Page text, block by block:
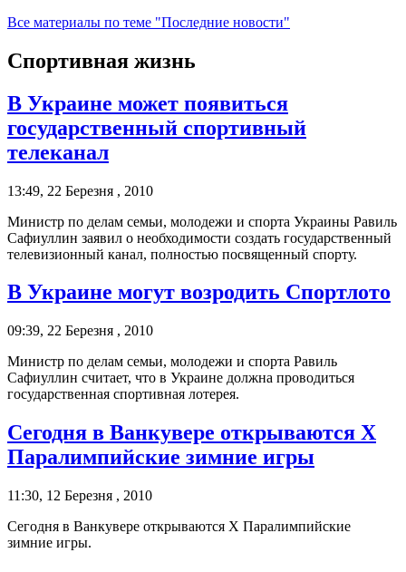
Все материалы по теме "Последние новости"
Спортивная жизнь
В Украине может появиться
государственный спортивный
телеканал
13:49, 22 Березня , 2010
Министр по делам семьи, молодежи и спорта Украины Равиль
Сафиуллин заявил о необходимости создать государственный
телевизионный канал, полностью посвященный спорту.
В Украине могут возродить Спортлото
09:39, 22 Березня , 2010
Министр по делам семьи, молодежи и спорта Равиль
Сафиуллин считает, что в Украине должна проводиться
государственная спортивная лотерея.
Сегодня в Ванкувере открываются Х
Паралимпийские зимние игры
11:30, 12 Березня , 2010
Сегодня в Ванкувере открываются Х Паралимпийские
зимние игры.